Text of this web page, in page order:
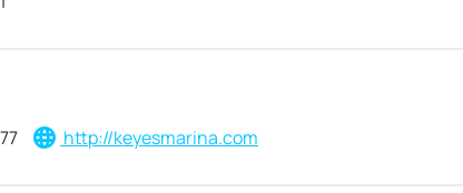
http://keyesmarina.com